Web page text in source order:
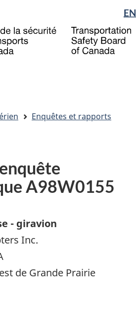
to
main
to
"About
government"
à
la
EN
Enquêtes et rapports
A98W0155
- giravion
Inc.
de Grande Prairie